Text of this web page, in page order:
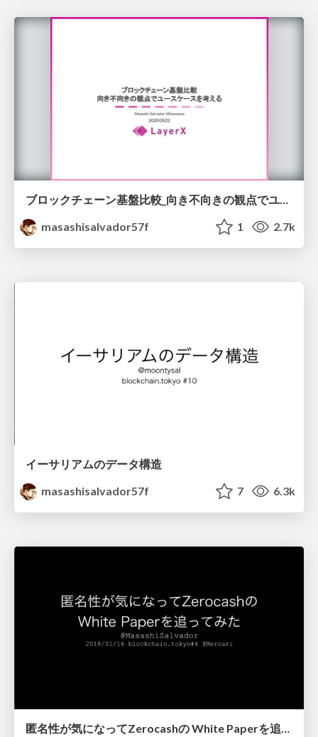
masashisalvador57f
1 2.7k
イーサリアムのデータ構造
masashisalvador57f
7 6.3k
匿名性が気になってZerocashの White Paperを追ってみた #blockchaintokyo